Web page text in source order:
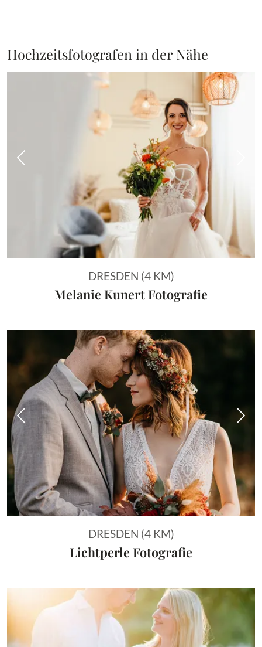
Hochzeitsfotografen in der Nähe
Vorheriges Bild
DRESDEN (4 KM)
Melanie Kunert Fotografie
Vorheriges Bild
DRESDEN (4 KM)
Lichtperle Fotografie